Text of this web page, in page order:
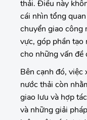
thải. Điều này
cái nhìn tổng
chuyển giao công
vực, góp phần tạo
cho những vấn đề
Bên cạnh đó, việc
nước thải còn
giao lưu và hợp
và những giải